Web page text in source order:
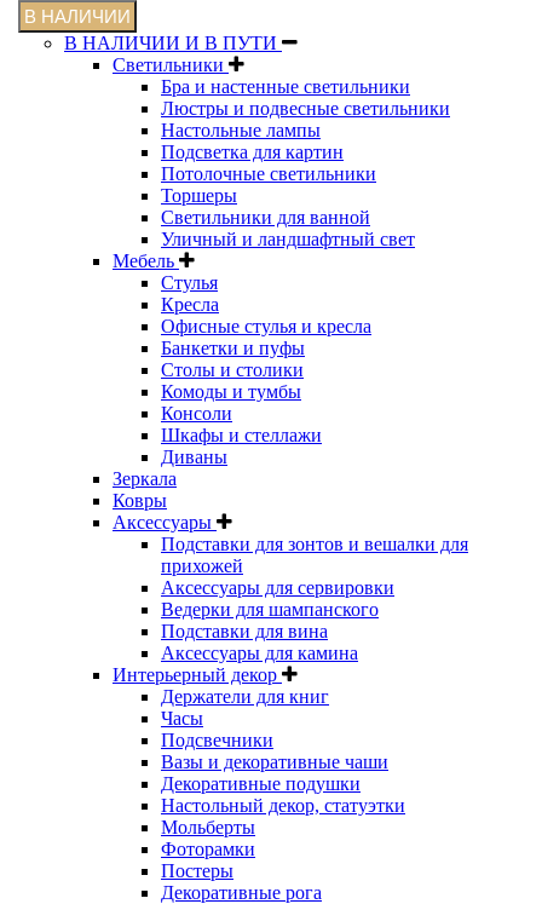
В НАЛИЧИИ
В НАЛИЧИИ И В ПУТИ
Светильники
Бра и настенные светильники
Люстры и подвесные светильники
Настольные лампы
Подсветка для картин
Потолочные светильники
Торшеры
Светильники для ванной
Уличный и ландшафтный свет
Мебель
Стулья
Кресла
Офисные стулья и кресла
Банкетки и пуфы
Столы и столики
Комоды и тумбы
Консоли
Шкафы и стеллажи
Диваны
Зеркала
Ковры
Аксессуары
Подставки для зонтов и вешалки для
прихожей
Аксессуары для сервировки
Ведерки для шампанского
Подставки для вина
Аксессуары для камина
Интерьерный декор
Держатели для книг
Часы
Подсвечники
Вазы и декоративные чаши
Декоративные подушки
Настольный декор, статуэтки
Мольберты
Фоторамки
Постеры
Декоративные рога